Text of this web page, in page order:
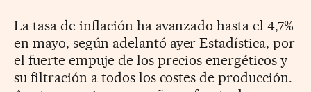
La tasa de inflación ha avanzado hasta el 4,7%
en mayo, según adelantó ayer Estadística, por
el fuerte empuje de los precios energéticos y
su filtración a todos los costes de producción.